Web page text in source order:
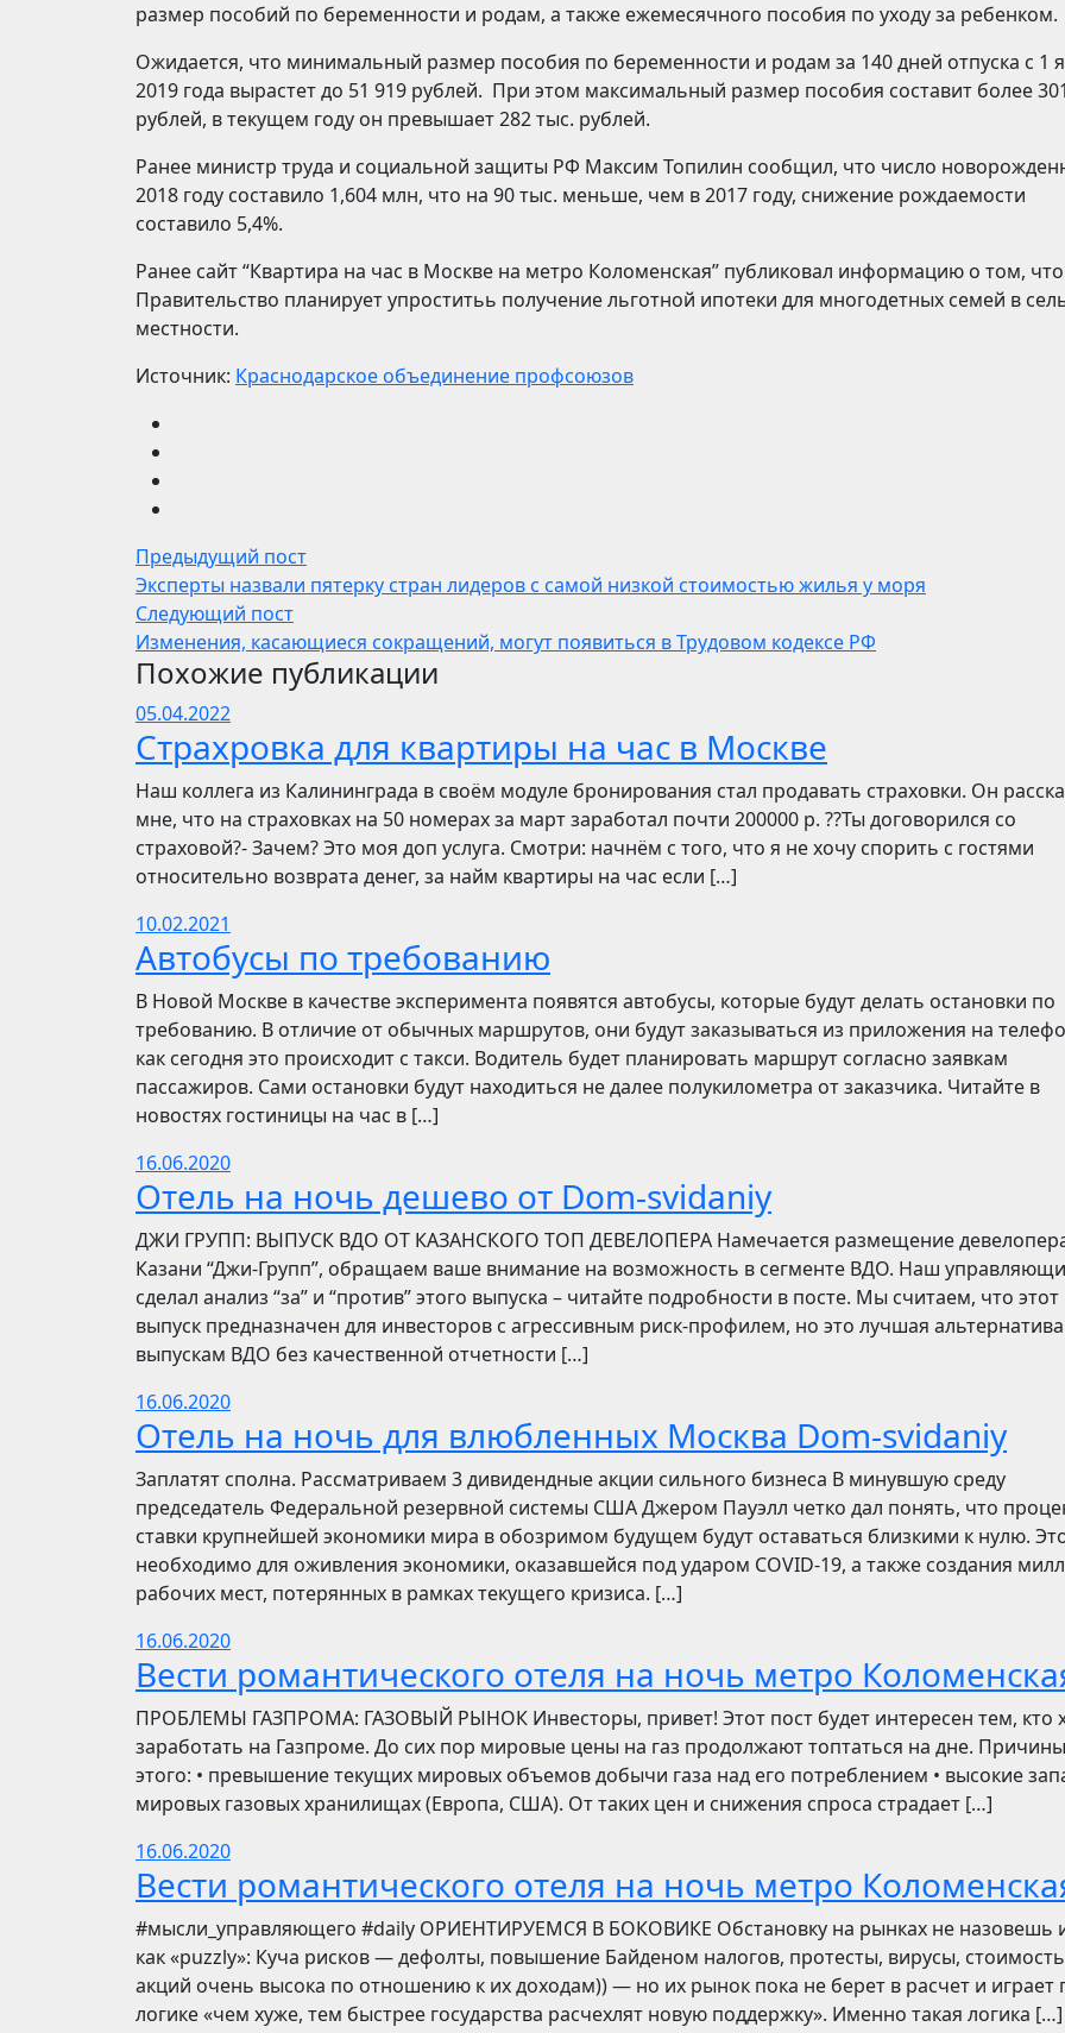
размер пособий по беременности и родам, а также ежемесячного пособия по уходу за ребенком.
Ожидается, что минимальный размер пособия по беременности и родам за 140 дней отпуска с 1
2019 года вырастет до 51 919 рублей. При этом максимальный размер пособия составит более
рублей, в текущем году он превышает 282 тыс. рублей.
Ранее министр труда и социальной защиты РФ Максим Топилин сообщил, что число
2018 году составило 1,604 млн, что на 90 тыс. меньше, чем в 2017 году, снижение рождаемости
составило 5,4%.
Ранее сайт “Квартира на час в Москве на метро Коломенская” публиковал информацию о том, что
Правительство планирует упроститьь получение льготной ипотеки для многодетных семей в
местности.
Источник: Краснодарское объединение профсоюзов
Предыдущий пост
Эксперты назвали пятерку стран лидеров с самой низкой стоимостью жилья у моря
Следующий пост
Изменения, касающиеся сокращений, могут появиться в Трудовом кодексе РФ
Похожие публикации
05.04.2022
Страхровка для квартиры на час в Москве
Наш коллега из Калининграда в своём модуле бронирования стал продавать страховки. Он
мне, что на страховках на 50 номерах за март заработал почти 200000 р. ??Ты договорился со
страховой?- Зачем? Это моя доп услуга. Смотри: начнём с того, что я не хочу спорить с гостями
относительно возврата денег, за найм квартиры на час если […]
10.02.2021
Автобусы по требованию
В Новой Москве в качестве эксперимента появятся автобусы, которые будут делать остановки по
требованию. В отличие от обычных маршрутов, они будут заказываться из приложения на
как сегодня это происходит с такси. Водитель будет планировать маршрут согласно заявкам
пассажиров. Сами остановки будут находиться не далее полукилометра от заказчика. Читайте в
новостях гостиницы на час в […]
16.06.2020
Отель на ночь дешево от Dom-svidaniy
​​ДЖИ ГРУПП: ВЫПУСК ВДО ОТ КАЗАНСКОГО ТОП ДЕВЕЛОПЕРА Намечается размещение
Казани “Джи-Групп”, обращаем ваше внимание на возможность в сегменте ВДО. Наш
сделал анализ “за” и “против” этого выпуска – читайте подробности в посте. Мы считаем, что этот
выпуск предназначен для инвесторов с агрессивным риск-профилем, но это лучшая альтернатива
выпускам ВДО без качественной отчетности […]
16.06.2020
Отель на ночь для влюбленных Москва Dom-svidaniy
Заплатят сполна. Рассматриваем 3 дивидендные акции сильного бизнеса В минувшую среду
председатель Федеральной резервной системы США Джером Пауэлл четко дал понять, что
ставки крупнейшей экономики мира в обозримом будущем будут оставаться близкими к нулю.
необходимо для оживления экономики, оказавшейся под ударом COVID-19, а также создания
рабочих мест, потерянных в рамках текущего кризиса. […]
16.06.2020
Вести романтического отеля на ночь метро
ПРОБЛЕМЫ ГАЗПРОМА: ГАЗОВЫЙ РЫНОК Инвесторы, привет! Этот пост будет интересен тем, кто
заработать на Газпроме. До сих пор мировые цены на газ продолжают топтаться на дне. Причины
этого: • превышение текущих мировых объемов добычи газа над его потреблением • высокие
мировых газовых хранилищах (Европа, США). От таких цен и снижения спроса страдает […]
16.06.2020
Вести романтического отеля на ночь метро
​​#мысли_управляющего #daily ОРИЕНТИРУЕМСЯ В БОКОВИКЕ Обстановку на рынках не назовешь
как «puzzly»: Куча рисков — дефолты, повышение Байденом налогов, протесты, вирусы, стоимость
акций очень высока по отношению к их доходам)) — но их рынок пока не берет в расчет и играет
логике «чем хуже, тем быстрее государства расчехлят новую поддержку». Именно такая логика […]